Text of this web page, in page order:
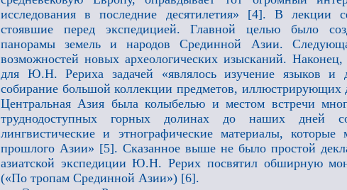
исследования в последние десятилетия» [4]. В лекции
стоявшие перед экспедицией. Главной целью было
панорамы земель и народов Срединной Азии.
возможностей новых археологических изысканий.
для Ю.Н. Рериха задачей «являлось изучение языков и
собирание большой коллекции предметов, иллюстрирующих
Центральная Азия была колыбелью и местом встречи
труднодоступных горных долинах до наших дней
лингвистические и этнографические материалы, которые
прошлого Азии» [5]. Сказанное выше не было простой
азиатской экспедиции Ю.Н. Рерих посвятил обширную
(«По тропам Срединной Азии») [6].